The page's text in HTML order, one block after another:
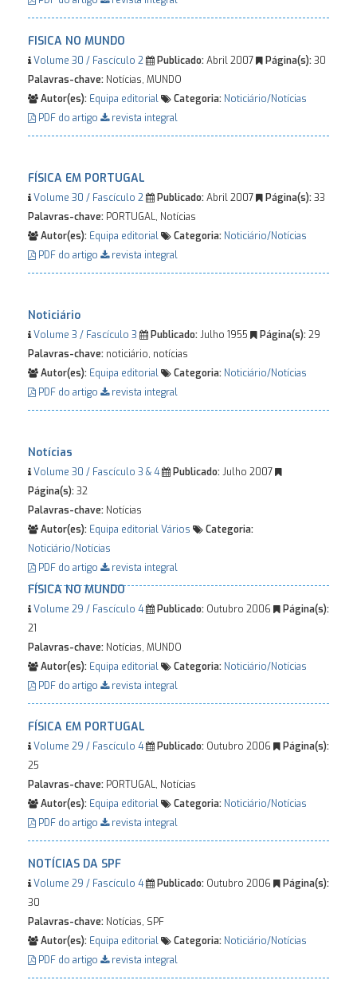
FISICA NO MUNDO
Volume 30 / Fascículo 2 Publicado:Abril 2007 Página(s):30
Palavras-chave: Notícias, MUNDO
Autor(es): Equipa editorial Categoria: Noticiário/Notícias
PDF do artigo
revista integral
FÍSICA EM PORTUGAL
Volume 30 / Fascículo 2 Publicado:Abril 2007 Página(s):33
Palavras-chave: PORTUGAL, Notícias
Autor(es): Equipa editorial Categoria: Noticiário/Notícias
PDF do artigo
revista integral
Noticiário
Volume 3 / Fascículo 3 Publicado:Julho 1955 Página(s):29
Palavras-chave: noticiário, notícias
Autor(es): Equipa editorial Categoria: Noticiário/Notícias
PDF do artigo
revista integral
Notícias
Volume 30 / Fascículo 3 & 4 Publicado:Julho 2007
Página(s):32
Palavras-chave: Notícias
Autor(es): Equipa editorialVários
Categoria:
Noticiário/Notícias
PDF do artigo
revista integral
FÍSICA NO MUNDO
Volume 29 / Fascículo 4 Publicado: Outubro 2006
Página(s):
21
Palavras-chave: Notícias, MUNDO
Autor(es): Equipa editorial Categoria: Noticiário/Notícias
PDF do artigo
revista integral
FÍSICA EM PORTUGAL
Volume 29 / Fascículo 4 Publicado: Outubro 2006
Página(s):
25
Palavras-chave: PORTUGAL, Notícias
Autor(es): Equipa editorial Categoria: Noticiário/Notícias
PDF do artigo
revista integral
NOTÍCIAS DA SPF
Volume 29 / Fascículo 4 Publicado: Outubro 2006
Página(s):
30
Palavras-chave: Notícias, SPF
Autor(es): Equipa editorial Categoria: Noticiário/Notícias
PDF do artigo
revista integral